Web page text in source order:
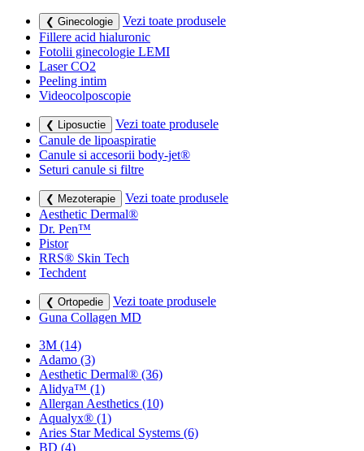
❮ Ginecologie
Vezi toate produsele
Fillere acid hialuronic
Fotolii ginecologie LEMI
Laser CO2
Peeling intim
Videocolposcopie
❮ Liposuctie
Vezi toate produsele
Canule de lipoaspiratie
Canule si accesorii body-jet®
Seturi canule si filtre
❮ Mezoterapie
Vezi toate produsele
Aesthetic Dermal®
Dr. Pen™
Pistor
RRS® Skin Tech
Techdent
❮ Ortopedie
Vezi toate produsele
Guna Collagen MD
3M (14)
Adamo (3)
Aesthetic Dermal® (36)
Alidya™ (1)
Allergan Aesthetics (10)
Aqualyx® (1)
Aries Star Medical Systems (6)
BD (4)